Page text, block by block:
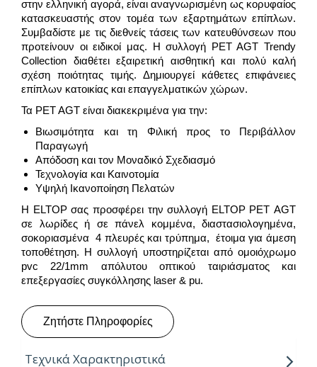
στην ελληνική αγορά, είναι αναγνωρισμένη ως κορυφαίος
κατασκευαστής στον τομέα των εξαρτημάτων επίπλων.
Συμβαδίστε με τις διεθνείς τάσεις των κατευθύνσεων που
προτείνουν οι ειδικοί μας. Η συλλογή PET AGT Trendy
Collection διαθέτει εξαιρετική αισθητική και πολύ καλή
σχέση ποιότητας τιμής. Δημιουργεί κάθετες επιφάνειες
επίπλων κατοικίας και επαγγελματικών χώρων.
Τα PET AGT είναι διακεκριμένα για την:
Βιωσιμότητα και τη Φιλική προς το Περιβάλλον
Παραγωγή
Απόδοση και τον Μοναδικό Σχεδιασμό
Τεχνολογία και Καινοτομία
Υψηλή Ικανοποίηση Πελατών
Η ELTOP σας προσφέρει την συλλογή ELTOP PEΤ AGT
σε λωρίδες ή σε πάνελ κομμένα, διαστασιολογημένα,
σοκοριασμένα 4 πλευρές και τρύπημα, έτοιμα για άμεση
τοποθέτηση. Η συλλογή υποστηρίζεται από ομοιόχρωμο
pvc 22/1mm απόλυτου οπτικού ταιριάσματος και
επεξεργασίες συγκόλλησης laser & pu.
Ζητήστε Πληροφορίες
Τεχνικά Χαρακτηριστικά